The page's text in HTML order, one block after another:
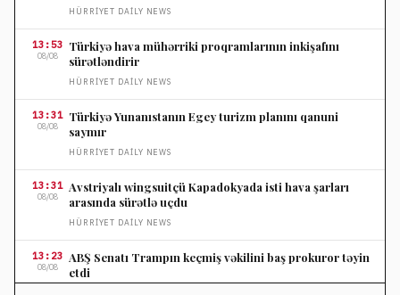
HÜRRIYET DAILY NEWS
13:53
08/08
Türkiyə hava mühərriki proqramlarının inkişafını
sürətləndirir
HÜRRIYET DAILY NEWS
13:31
08/08
Türkiyə Yunanıstanın Egey turizm planını qanuni
saymır
HÜRRIYET DAILY NEWS
13:31
08/08
Avstriyalı wingsuitçü Kapadokyada isti hava şarları
arasında sürətlə uçdu
HÜRRIYET DAILY NEWS
13:23
08/08
ABŞ Senatı Trampın keçmiş vəkilini baş prokuror təyin
etdi